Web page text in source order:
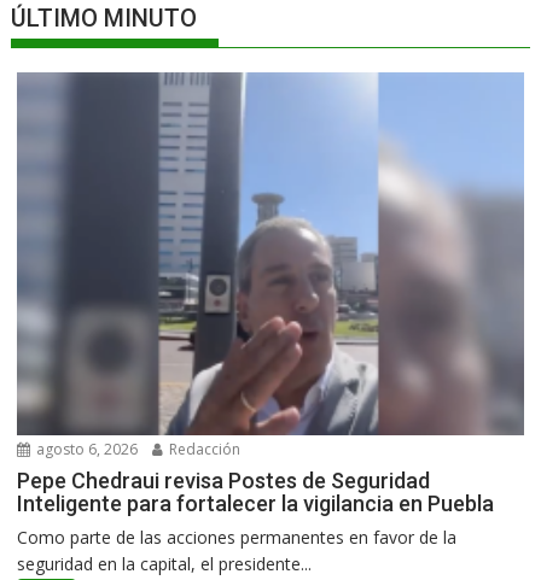
ÚLTIMO MINUTO
agosto 6, 2026 Redacción
Pepe Chedraui revisa Postes de Seguridad
Inteligente para fortalecer la vigilancia en Puebla
Como parte de las acciones permanentes en favor de la
seguridad en la capital, el presidente...